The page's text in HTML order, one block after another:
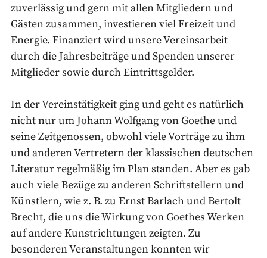
zuverlässig und gern mit allen Mitgliedern und
Gästen zusammen, investieren viel Freizeit und
Energie. Finanziert wird unsere Vereinsarbeit
durch die Jahresbeiträge und Spenden unserer
Mitglieder sowie durch Eintrittsgelder.
In der Vereinstätigkeit ging und geht es natürlich
nicht nur um Johann Wolfgang von Goethe und
seine Zeitgenossen, obwohl viele Vorträge zu ihm
und anderen Vertretern der klassischen deutschen
Literatur regelmäßig im Plan standen. Aber es gab
auch viele Bezüge zu anderen Schriftstellern und
Künstlern, wie z. B. zu Ernst Barlach und Bertolt
Brecht, die uns die Wirkung von Goethes Werken
auf andere Kunstrichtungen zeigten. Zu
besonderen Veranstaltungen konnten wir